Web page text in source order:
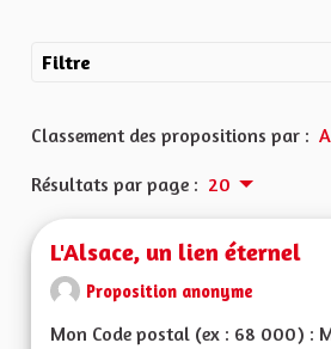
Filtre
Classement des propositions par :
Résultats par page : 20
L'Alsace, un lien éternel
Proposition anonyme
Mon Code postal (ex : 68 000) :